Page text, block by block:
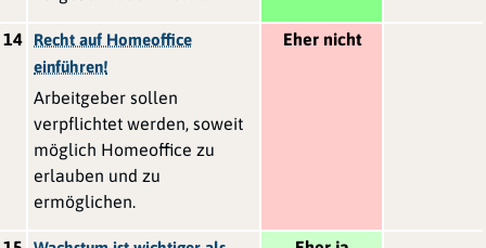
14
Recht auf Homeoffice
einführen!
Arbeitgeber sollen
verpflichtet werden, soweit
möglich Homeoffice zu
erlauben und zu
ermöglichen.
Eher nicht